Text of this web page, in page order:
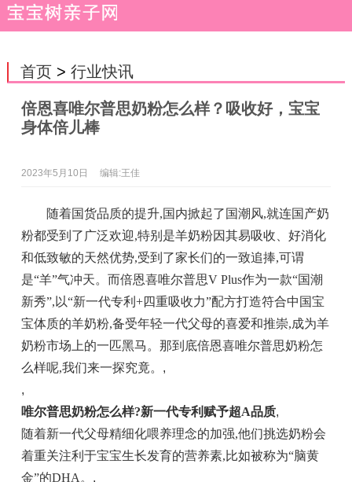
首页> 行业快讯
倍恩喜唯尔普思奶粉怎么样？吸收好，宝宝
身体倍儿棒
2023年5月10日 编辑:王佳
随着国货品质的提升,国内掀起了国潮风,就连国产奶
粉都受到了广泛欢迎,特别是羊奶粉因其易吸收、好消化
和低致敏的天然优势,受到了家长们的一致追捧,可谓
是“羊”气冲天。而倍恩喜唯尔普思V Plus作为一款“国潮
新秀”,以“新一代专利+四重吸收力”配方打造符合中国宝
宝体质的羊奶粉,备受年轻一代父母的喜爱和推崇,成为羊
奶粉市场上的一匹黑马。那到底倍恩喜唯尔普思奶粉怎
么样呢,我们来一探究竟。 ,
,
唯尔普思奶粉怎么样?新一代专利赋予超A品质,
随着新一代父母精细化喂养理念的加强,他们挑选奶粉会
着重关注利于宝宝生长发育的营养素,比如被称为“脑黄
金”的DHA。 ,